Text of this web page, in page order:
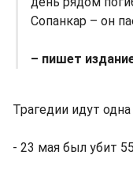
Сопанкар – он
– пишет
Трагедии идут одна
- 23 мая был убит